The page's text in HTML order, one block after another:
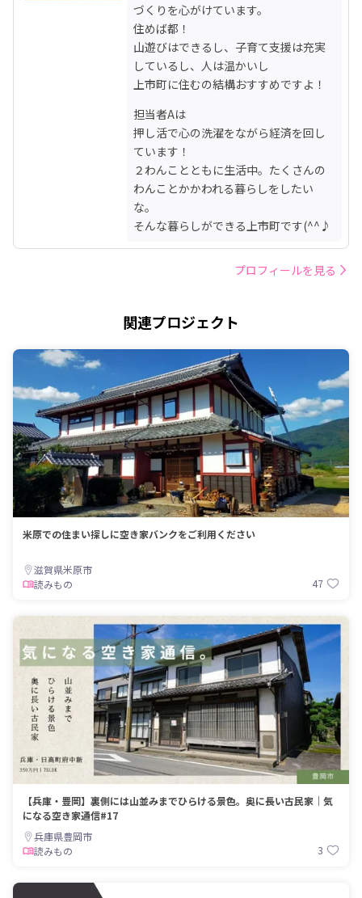
づくりを心がけています。
住めば都！
山遊びはできるし、子育て支援は充実
しているし、人は温かいし
上市町に住むの結構おすすめですよ！
担当者Aは
押し活で心の洗濯をながら経済を回し
ています！
２わんことともに生活中。たくさんの
わんことかかわれる暮らしをしたい
な。
そんな暮らしができる上市町です(^^♪
プロフィールを見る
関連プロジェクト
米原での住まい探しに空き家バンクをご利用ください
滋賀県米原市
読みもの
47
【兵庫・豊岡】裏側には山並みまでひらける景色。奥に長い古民家｜気
になる空き家通信#17
兵庫県豊岡市
読みもの
3